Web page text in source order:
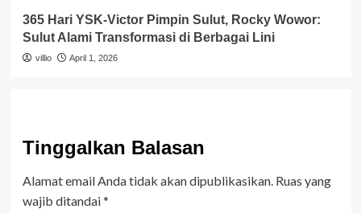
365 Hari YSK-Victor Pimpin Sulut, Rocky Wowor:
Sulut Alami Transformasi di Berbagai Lini
villio April 1, 2026
Tinggalkan Balasan
Alamat email Anda tidak akan dipublikasikan. Ruas yang
wajib ditandai*